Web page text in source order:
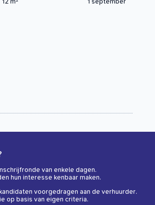
van enkele dagen.
hun interesse kenbaar maken.
voorgedragen aan de verhuurder.
op basis van eigen criteria.